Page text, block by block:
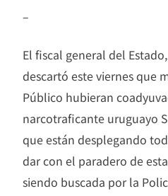
–
El fiscal general del
descartó este viernes que
Público hubieran
narcotraficante uruguayo
que están desplegando
dar con el paradero de
siendo buscada por la